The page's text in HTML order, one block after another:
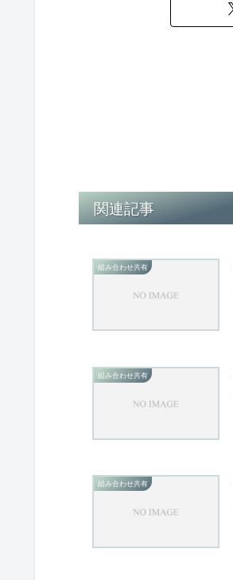
関連記事
組み合わせ共有
組み合わせ共有
組み合わせ共有